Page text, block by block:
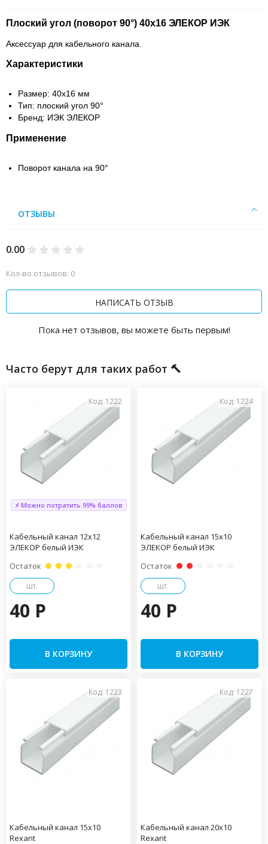
Плоский угол (поворот 90°) 40х16 ЭЛЕКОР ИЭК
Аксессуар для кабельного канала.
Характеристики
Размер: 40х16 мм
Тип: плоский угол 90°
Бренд: ИЭК ЭЛЕКОР
Применение
Поворот канала на 90°
ОТЗЫВЫ
0.00
Кол-во отзывов: 0
НАПИСАТЬ ОТЗЫВ
Пока нет отзывов, вы можете быть первым!
Часто берут для таких работ 🔨
Код: 1222
⚡ Можно потратить 99% баллов
Кабельный канал 12х12
ЭЛЕКОР белый ИЭК
Остаток
шт.
40 P
В КОРЗИНУ
Код: 1224
Кабельный канал 15х10
ЭЛЕКОР белый ИЭК
Остаток
шт.
40 P
В КОРЗИНУ
Код: 1223
Кабельный канал 15х10
Rexant
Код: 1227
Кабельный канал 20х10
Rexant